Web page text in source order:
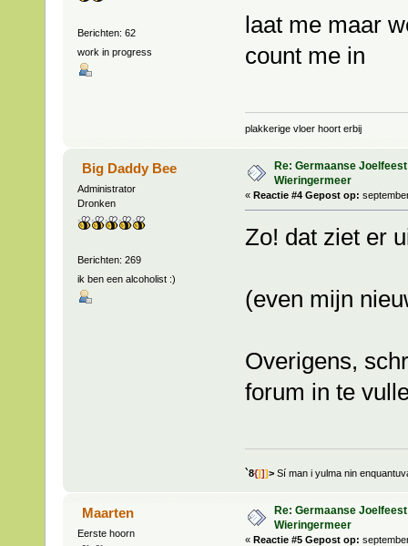
Berichten: 62
work in progress
laat me maar
count me in
plakkerige vloer hoort erbij
Big Daddy Bee
Administrator
Dronken
Berichten: 269
ik ben een alcoholist :)
Re: Germaanse
Wieringermeer
« Reactie #4 Gepost op:
Zo! dat ziet er
(even mijn
Overigens,
forum in te
`8{]]]>Sí man i yulma nin
Maarten
Eerste hoorn
Re: Germaanse
Wieringermeer
« Reactie #5 Gepost op: